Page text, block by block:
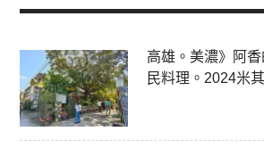
高雄。美濃》阿
民料理。2024米